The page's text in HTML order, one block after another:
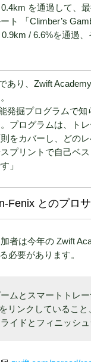
を通過して、
ト 「Climber’s
/ 6.6%を通過
あり、Zwift
発掘プログラムで
プログラムは、ト
をカバーし、どの
プリントで自己ベ
」
Fenix とのプロ
者は今年の Zwift
必要があります。
ムとスマートトレ
リンクしていること
イドとフィニッシュ